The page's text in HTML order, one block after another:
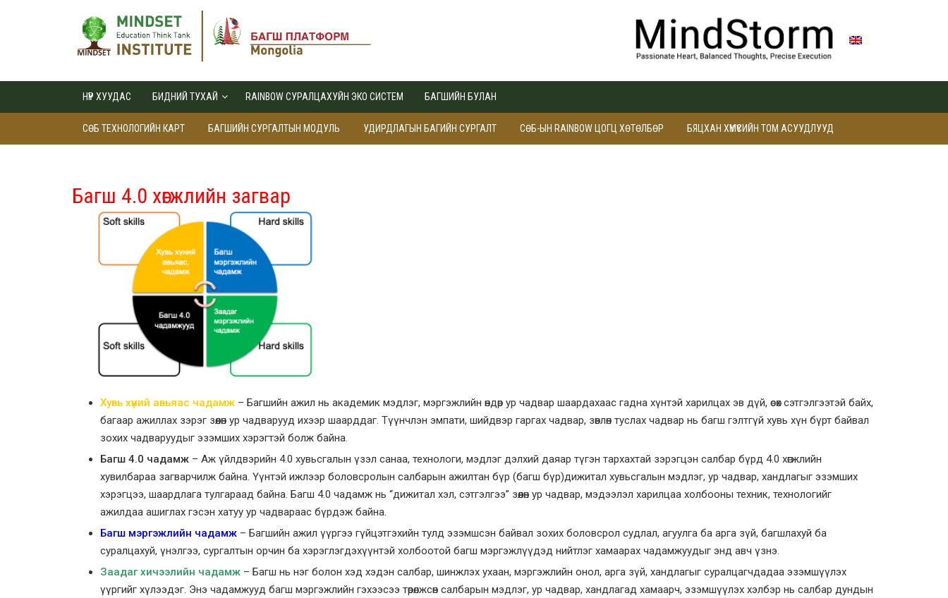
НҮҮР ХУУДАС БИДНИЙ ТУХАЙ RAINBOW СУРАЛЦАХУЙН ЭКО СИСТЕМ БАГШИЙН БУЛАН
СӨБ ТЕХНОЛОГИЙН КАРТ БАГШИЙН СУРГАЛТЫН МОДУЛЬ УДИРДЛАГЫН БАГИЙН СУРГАЛТ СӨБ-ЫН RAINBOW ЦОГЦ ХӨТӨЛБӨР БЯЦХАН ХҮМҮҮСИЙН ТОМ АСУУДЛУУД
Багш 4.0 хөгжлийн загвар
Хувь хүний авьяас чадамж – Багшийн ажил нь академик мэдлэг, мэргэжлийн өндөр ур чадвар шаардахаас гадна хүнтэй харилцах эв дүй, өсөх сэтгэлгээтэй байх,
багаар ажиллах зэрэг зөөлөн ур чадварууд ихээр шаарддаг. Түүнчлэн эмпати, шийдвэр гаргах чадвар, зөвлөн туслах чадвар нь багш гэлтгүй хувь хүн бүрт байвал
зохих чадваруудыг эзэмших хэрэгтэй болж байна.
Багш 4.0 чадамж – Аж үйлдвэрийн 4.0 хувьсгалын үзэл санаа, технологи, мэдлэг дэлхий даяар түгэн тархахтай зэрэгцэн салбар бүрд 4.0 хөгжлийн
хувилбараа загварчилж байна. Үүнтэй ижлээр боловсролын салбарын ажилтан бүр (багш бүр)дижитал хувьсгалын мэдлэг, ур чадвар, хандлагыг эзэмших
хэрэгцээ, шаардлага тулгараад байна. Багш 4.0 чадамж нь “дижитал хэл, сэтгэлгээ” зөөлөн ур чадвар, мэдээлэл харилцаа холбооны техник, технологийг
ажилдаа ашиглах гэсэн хатуу ур чадвараас бүрдэж байна.
Багш мэргэжлийн чадамж – Багшийн ажил үүргээ гүйцэтгэхийн тулд эзэмшсэн байвал зохих боловсрол судлал, агуулга ба арга зүй, багшлахуй ба
суралцахуй, үнэлгээ, сургалтын орчин ба хэрэглэгдэхүүнтэй холбоотой багш мэргэжлүүдэд нийтлэг хамаарах чадамжуудыг энд авч үзнэ.
Заадаг хичээлийн чадамж – Багш нь нэг болон хэд хэдэн салбар, шинжлэх ухаан, мэргэжлийн онол, арга зүй, хандлагыг суралцагчдадаа эзэмшүүлэх
үүргийг хүлээдэг. Энэ чадамжууд багш мэргэжлийн гэхээсээ төрөлжсөн салбарын мэдлэг, ур чадвар, хандлагад хамаарч, эзэмшүүлэх хэлбэр нь салбар дундын